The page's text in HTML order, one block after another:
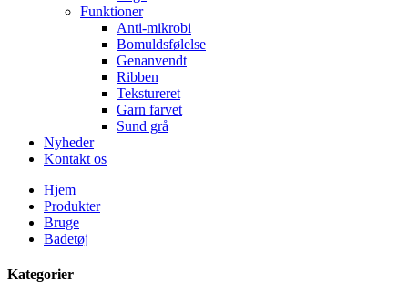
Funktioner
Anti-mikrobi
Bomuldsfølelse
Genanvendt
Ribben
Tekstureret
Garn farvet
Sund grå
Nyheder
Kontakt os
Hjem
Produkter
Bruge
Badetøj
Kategorier